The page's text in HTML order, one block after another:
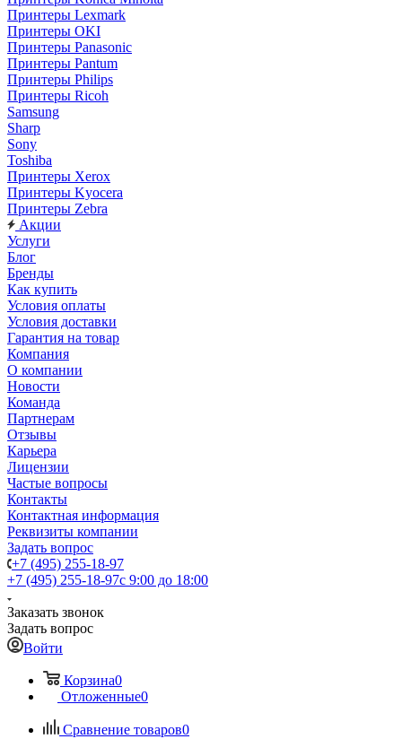
Принтеры Lexmark
Принтеры OKI
Принтеры Panasonic
Принтеры Pantum
Принтеры Philips
Принтеры Ricoh
Samsung
Sharp
Sony
Toshiba
Принтеры Xerox
Принтеры Kyocera
Принтеры Zebra
Акции
Услуги
Блог
Бренды
Как купить
Условия оплаты
Условия доставки
Гарантия на товар
Компания
О компании
Новости
Команда
Партнерам
Отзывы
Карьера
Лицензии
Частые вопросы
Контакты
Контактная информация
Реквизиты компании
Задать вопрос
+7 (495) 255-18-97
+7 (495) 255-18-97с 9:00 до 18:00
Заказать звонок
Задать вопрос
Войти
Корзина0
Отложенные0
Сравнение товаров0